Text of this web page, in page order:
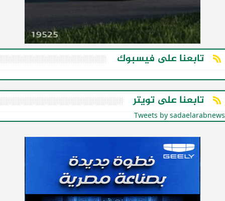
تابعنا على فيسبوك
تابعنا على تويتر
Tweets by sadaelarabnews